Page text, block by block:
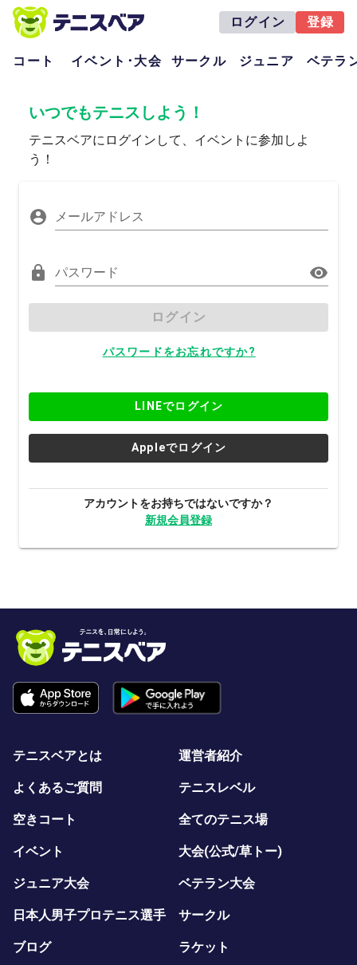
ログイン 登録
コート イベント･大会 サークル ジュニア ベテラ
いつでもテニスしよう！
テニスベアにログインして、イベントに参加しよ
う！
メールアドレス
パスワード
ログイン
パスワードをお忘れですか?
LINEでログイン
Appleでログイン
アカウントをお持ちではないですか？
新規会員登録
テニスベアとは 運営者紹介
よくあるご質問 テニスレベル
空きコート 全てのテニス場
イベント 大会(公式/草トー)
ジュニア大会 ベテラン大会
日本人男子プロテニス選手 サークル
ブログ ラケット